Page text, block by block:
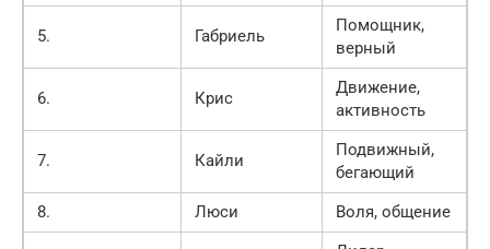
5. Габриель
Помощник,
верный
6. Крис
Движение,
активность
7. Кайли
Подвижный,
бегающий
8.
Люси Воля, общение